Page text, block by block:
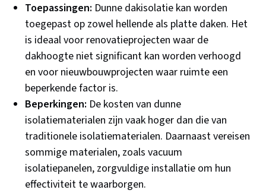
Toepassingen: Dunne dakisolatie kan worden
toegepast op zowel hellende als platte daken. Het
is ideaal voor renovatieprojecten waar de
dakhoogte niet significant kan worden verhoogd
en voor nieuwbouwprojecten waar ruimte een
beperkende factor is.
Beperkingen: De kosten van dunne
isolatiematerialen zijn vaak hoger dan die van
traditionele isolatiematerialen. Daarnaast vereisen
sommige materialen, zoals vacuum
isolatiepanelen, zorgvuldige installatie om hun
effectiviteit te waarborgen.